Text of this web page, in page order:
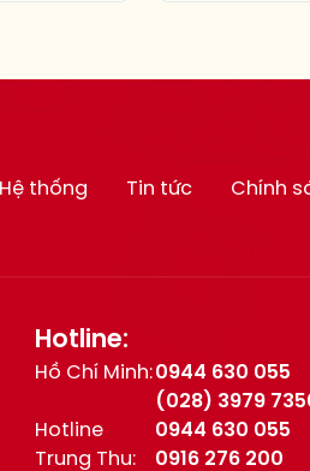
Hệ thống Tin tức
Chính
Hotline:
Hồ Chí Minh:0944 630 055
(028) 3979
Hotline
Trung Thu:
0944 630 055
0916 276 200